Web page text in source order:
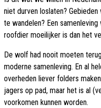
niet durven loslaten?
te wandelen? Een
roofdier moeilijker is dan het
De wolf had nooit moeten
moderne samenleving. En al
overheden liever folders
jagers op pad, maar het is al
voorkomen kunnen worden.